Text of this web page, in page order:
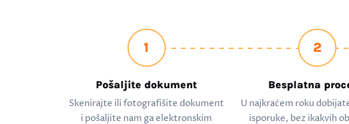
1
Pošaljite dokument
Skenirajte ili fotografišite dokument
i pošaljite nam ga elektronskim
2
Besplatna
U najkraćem roku
isporuke, bez ikakvih